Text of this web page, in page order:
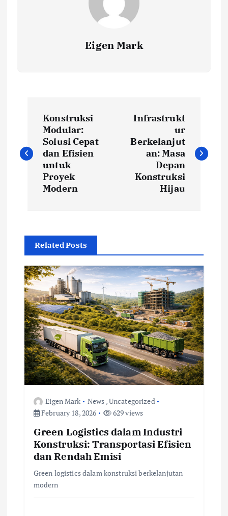
Eigen Mark
s
a
v
g
a
t
Konstruksi
Modular:
Solusi Cepat
dan Efisien
untuk
Proyek
Modern
Infrastrukt
ur
Berkelanjut
an: Masa
Depan
Konstruksi
Hijau
Related Posts
Eigen Mark News ,Uncategorized
February 18, 2026
629 views
Green Logistics dalam Industri
Konstruksi: Transportasi Efisien
dan Rendah Emisi
Green logistics dalam konstruksi berkelanjutan
modern